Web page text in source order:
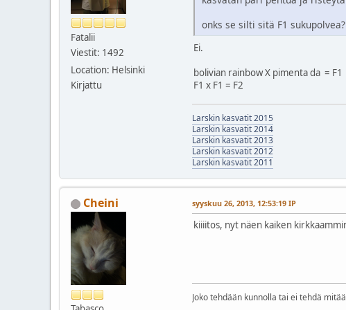
Fatalii
Viestit: 1492
Location: Helsinki
Kirjattu
onks se silti sitä F1 sukupolvea?
Ei.
bolivian rainbow X pimenta da = F1
F1 x F1 = F2
Larskin kasvatit 2015
Larskin kasvatit 2014
Larskin kasvatit 2013
Larskin kasvatit 2012
Larskin kasvatit 2011
Cheini syyskuu 26, 2013, 12:53:19 IP
kiiiitos, nyt näen kaiken
Joko tehdään kunnolla tai ei tehdä